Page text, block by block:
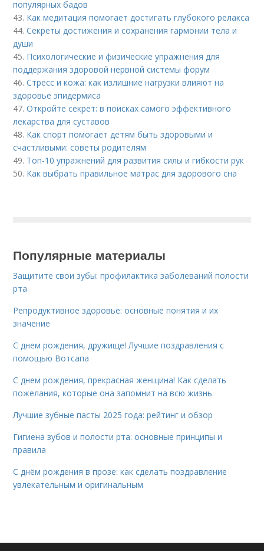
популярных бадов
43. Как медитация помогает достигать глубокого релакса
44.Секреты достижения и сохранения гармонии тела и
души
45. Психологические и физические упражнения для
поддержания здоровой нервной системы форум
46.Стресс и кожа: как излишние нагрузки влияют на
здоровье эпидермиса
47.Откройте секрет: в поисках самого эффективного
лекарства для суставов
48. Как спорт помогает детям быть здоровыми и
счастливыми: советы родителям
49. Топ-10 упражнений для развития силы и гибкости рук
50. Как выбрать правильное матрас для здорового сна
Популярные материалы
Защитите свои зубы: профилактика заболеваний полости
рта
Репродуктивное здоровье: основные понятия и их
значение
С днем рождения, дружище! Лучшие поздравления с
помощью Вотсапа
С днем рождения, прекрасная женщина! Как сделать
пожелания, которые она запомнит на всю жизнь
Лучшие зубные пасты 2025 года: рейтинг и обзор
Гигиена зубов и полости рта: основные принципы и
правила
С днём рождения в прозе: как сделать поздравление
увлекательным и оригинальным